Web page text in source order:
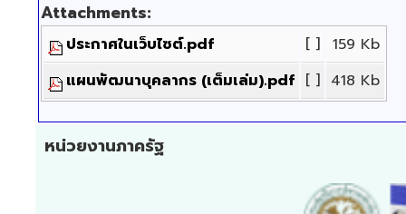
Attachments:
ประกาศในเว็บไซต์.pdf [ ] 159 Kb
แผนพัฒนาบุคลากร (เต็มเล่ม).pdf [ ] 418 Kb
หน่วยงานภาครัฐ